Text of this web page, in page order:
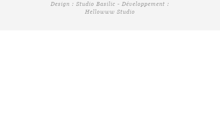
Design : Studio Basilic - Développement :
Hellowww Studio